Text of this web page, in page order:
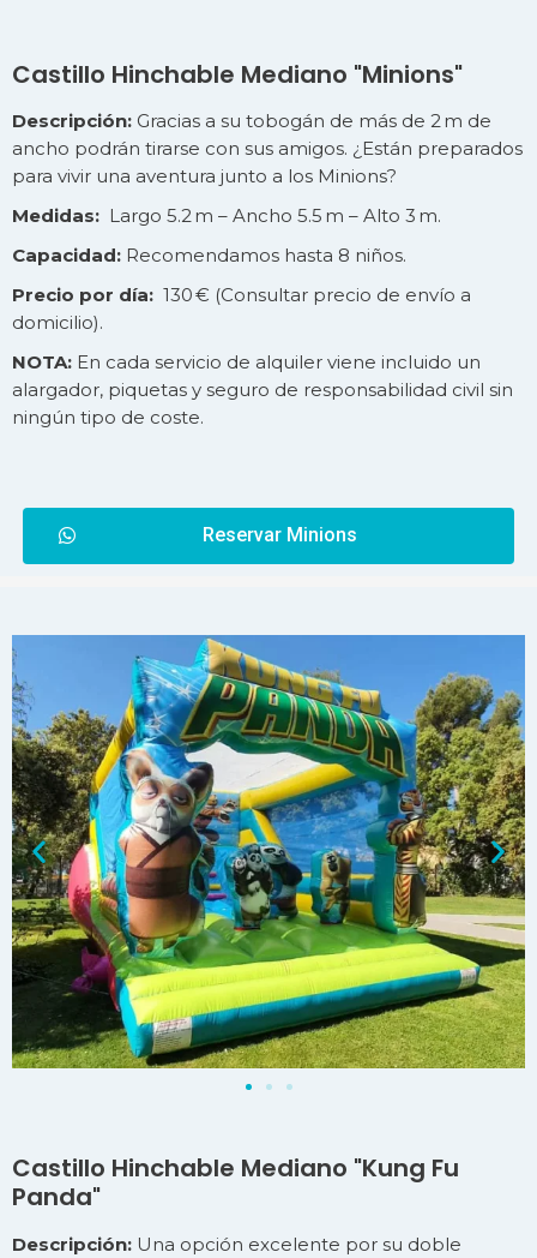
Castillo Hinchable Mediano "Minions"
Descripción: Gracias a su tobogán de más de 2 m de
ancho podrán tirarse con sus amigos. ¿Están preparados
para vivir una aventura junto a los Minions?
Medidas: Largo 5.2 m – Ancho 5.5 m – Alto 3 m.
Capacidad: Recomendamos hasta 8 niños.
Precio por día: 130 € (Consultar precio de envío a
domicilio).
NOTA: En cada servicio de alquiler viene incluido un
alargador, piquetas y seguro de responsabilidad civil sin
ningún tipo de coste.
Reservar Minions
Castillo Hinchable Mediano "Kung Fu
Panda"
Descripción: Una opción excelente por su doble